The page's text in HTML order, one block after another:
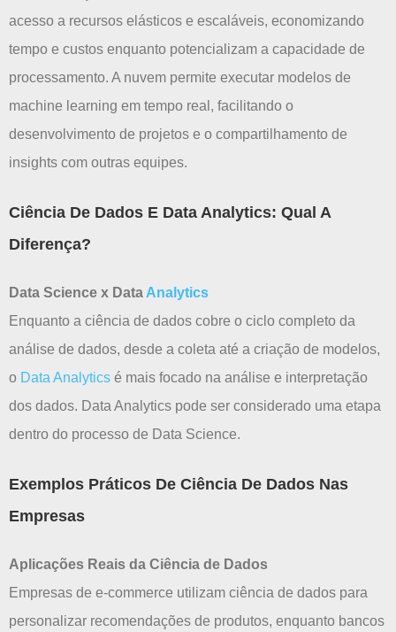
acesso a recursos elásticos e escaláveis, economizando
tempo e custos enquanto potencializam a capacidade de
processamento. A nuvem permite executar modelos de
machine learning em tempo real, facilitando o
desenvolvimento de projetos e o compartilhamento de
insights com outras equipes.
Ciência De Dados E Data Analytics: Qual A
Diferença?
Data Science x Data Analytics
Enquanto a ciência de dados cobre o ciclo completo da
análise de dados, desde a coleta até a criação de modelos,
o Data Analytics é mais focado na análise e interpretação
dos dados. Data Analytics pode ser considerado uma etapa
dentro do processo de Data Science.
Exemplos Práticos De Ciência De Dados Nas
Empresas
Aplicações Reais da Ciência de Dados
Empresas de e-commerce utilizam ciência de dados para
personalizar recomendações de produtos, enquanto bancos